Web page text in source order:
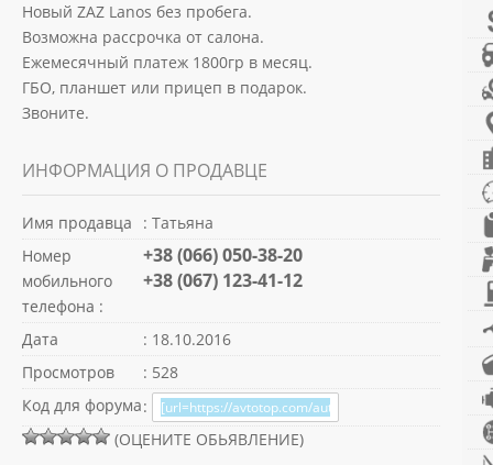
Новый ZAZ Lanos без пробега.
Возможна рассрочка от салона.
Ежемесячный платеж 1800гр в месяц.
ГБО, планшет или прицеп в подарок.
Звоните.
ИНФОРМАЦИЯ О ПРОДАВЦЕ
Имя продавца
: Татьяна
Номер
мобильного
телефона :
+38 (066) 050-38-20
+38 (067) 123-41-12
Дата
: 18.10.2016
Просмотров
: 528
Код для форума:
(ОЦЕНИТЕ ОБЬЯВЛЕНИЕ)